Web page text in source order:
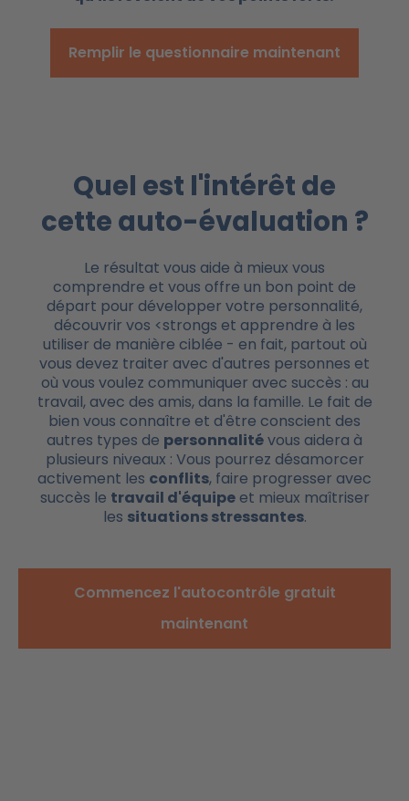
Remplir le questionnaire maintenant
Quel est l'intérêt de
cette auto-évaluation ?
Le résultat vous aide à mieux vous
comprendre et vous offre un bon point de
départ pour développer votre personnalité,
découvrir vos <strongs et apprendre à les
utiliser de manière ciblée - en fait, partout où
vous devez traiter avec d'autres personnes et
où vous voulez communiquer avec succès : au
travail, avec des amis, dans la famille. Le fait de
bien vous connaître et d'être conscient des
autres types de personnalitévous aidera à
plusieurs niveaux : Vous pourrez désamorcer
activement les conflits, faire progresser avec
succès le travail d'équipeet mieux maîtriser
les situations stressantes.
Commencez l'autocontrôle gratuit
maintenant